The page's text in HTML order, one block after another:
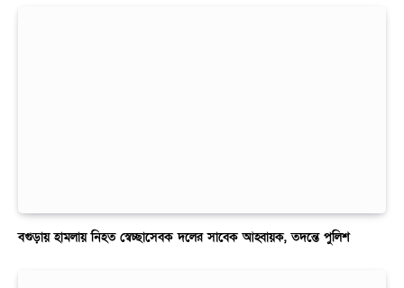
বগুড়ায় হামলায় নিহত স্বেচ্ছাসেবক দলের সাবেক আহ্বায়ক, তদন্তে পুলিশ